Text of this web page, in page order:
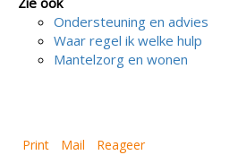
Ondersteuning en advies
Waar regel ik welke hulp
Mantelzorg en wonen
Print Mail Reageer